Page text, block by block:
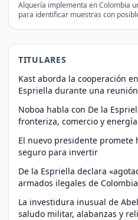
Alquería implementa en Colombia
para identificar muestras con
TITULARES
Kast aborda la cooperación
Espriella durante una
Noboa habla con De la
fronteriza, comercio y energía
El nuevo presidente promete
seguro para invertir
De la Espriella declara
armados ilegales de Colombia
La investidura inusual de
saludo militar, alabanzas y